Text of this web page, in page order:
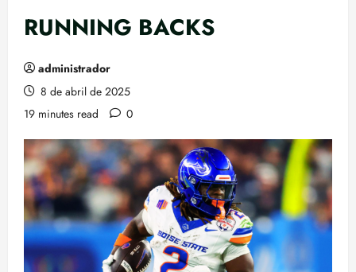
RUNNING BACKS
administrador
8 de abril de 2025
19 minutes read
0